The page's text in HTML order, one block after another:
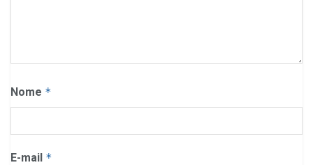
Nome *
E-mail *